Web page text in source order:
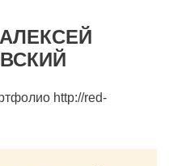
http://red-